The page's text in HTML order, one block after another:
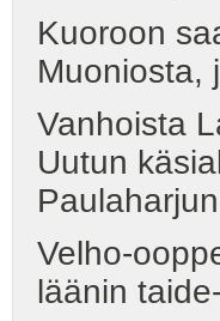
Kuoroon
Muoniosta,
Vanhoista
Uutun
Velho-
läänin